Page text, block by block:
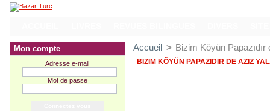
Mon compte
Adresse e-mail
Mot de passe
Accueil > Bizim Köyün Papazıdır
BIZIM KÖYÜN PAPAZIDIR DE AZIZ